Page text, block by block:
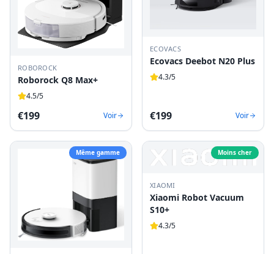
ROBOROCK
Roborock Q8 Max+
4.5/5
€199 Voir
ECOVACS
Ecovacs Deebot N20 Plus
4.3/5
€199 Voir
Même gamme Moins cher
XIAOMI
Xiaomi Robot Vacuum
S10+
4.3/5